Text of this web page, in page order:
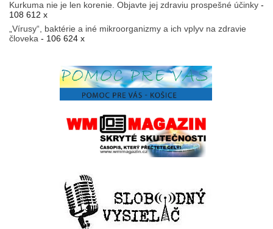
Kurkuma nie je len korenie. Objavte jej zdraviu prospešné účinky -
108 612 x
„Vírusy“, baktérie a iné mikroorganizmy a ich vplyv na zdravie
človeka - 106 624 x